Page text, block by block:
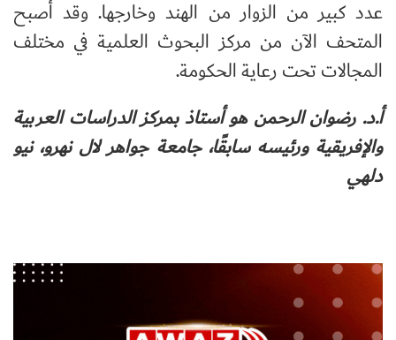
عدد كبير من الزوار من الهند وخارجها. وقد أصبح
المتحف الآن من مركز البحوث العلمية في مختلف
المجالات تحت رعاية الحكومة.
أ.د. رضوان الرحمن هو أستاذ بمركز الدراسات العربية
والإفريقية ورئيسه سابقًا، جامعة جواهر لال نهرو، نيو
دلهي